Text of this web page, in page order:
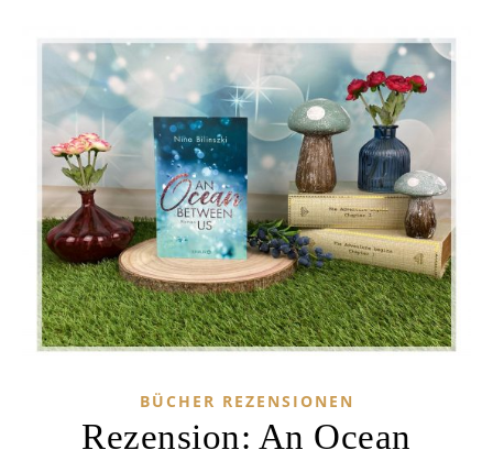
BÜCHER REZENSIONEN
Rezension: An Ocean